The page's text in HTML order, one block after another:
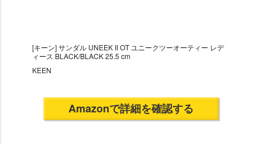
[キーン] サンダル UNEEK II OT ユニークツーオーティー レデ
ィース BLACK/BLACK 25.5 cm
KEEN
Amazonで詳細を確認する